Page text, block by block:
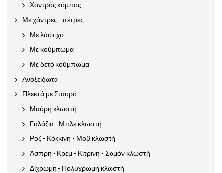
Χοντρός κόμπος
Με χάντρες - πέτρες
Με λάστιχο
Με κούμπωμα
Με δετό κούμπωμα
Ανοξείδωτα
Πλεκτά με Σταυρό
Μαύρη κλωστή
Γαλάζια - Μπλε κλωστή
Ροζ - Κόκκινη - Μοβ κλωστή
Άσπρη - Κρεμ - Κίτρινη - Σομόν κλωστή
Δίχρωμη - Πολύχρωμη κλωστή